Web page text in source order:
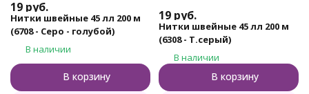
19 руб.
Нитки швейные 45 лл 200 м
(6708 - Серо - голубой)
В наличии
В корзину
19 руб.
Нитки швейные 45 лл 200 м
(6308 - Т.серый)
В наличии
В корзину